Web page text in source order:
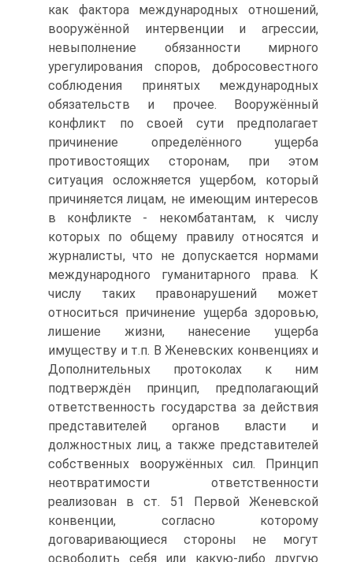
как фактора международных отношений,
вооружённой интервенции и агрессии,
невыполнение обязанности мирного
урегулирования споров, добросовестного
соблюдения принятых международных
обязательств и прочее. Вооружённый
конфликт по своей сути предполагает
причинение определённого ущерба
противостоящих сторонам, при этом
ситуация осложняется ущербом, который
причиняется лицам, не имеющим интересов
в конфликте - некомбатантам, к числу
которых по общему правилу относятся и
журналисты, что не допускается нормами
международного гуманитарного права. К
числу таких правонарушений может
относиться причинение ущерба здоровью,
лишение жизни, нанесение ущерба
имуществу и т.п. В Женевских конвенциях и
Дополнительных протоколах к ним
подтверждён принцип, предполагающий
ответственность государства за действия
представителей органов власти и
должностных лиц, а также представителей
собственных вооружённых сил. Принцип
неотвратимости ответственности
реализован в ст. 51 Первой Женевской
конвенции, согласно которому
договаривающиеся стороны не могут
освободить себя или какую-либо другую